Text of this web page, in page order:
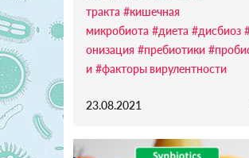
тракта #кишечная
микробиота #диета #дисбиоз
онизация #пребиотики
и #факторы вирулентности
23.08.2021